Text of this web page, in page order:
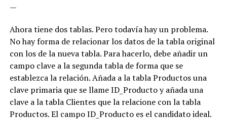
—
Ahora tiene dos tablas. Pero todavía hay un problema.
No hay forma de relacionar los datos de la tabla original
con los de la nueva tabla. Para hacerlo, debe añadir un
campo clave a la segunda tabla de forma que se
establezca la relación. Añada a la tabla Productos una
clave primaria que se llame ID_Producto y añada una
clave a la tabla Clientes que la relacione con la tabla
Productos. El campo ID_Producto es el candidato ideal.